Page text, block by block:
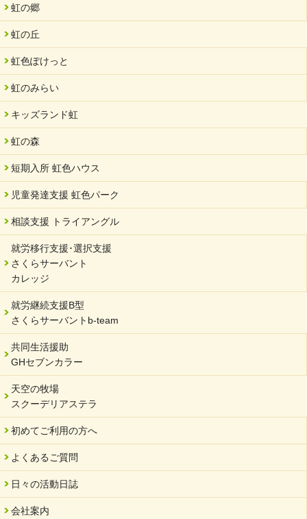
2024/08/01
夏休み学習支援・可茂自悠学舎
2024/07/03
中部学院大学「現代福祉マネジメント」ゲスト講師
2024/04/17
SDGs発表会・研修会
2024/04/05
中学生向けのフリースクール「可茂自悠学舎」開設
2024/04/01
を開催しました。
2024/02/20
2024/02/02
岐阜県 ワーク・ライフ・バランス推進エクセレント企業認定
2024/01/15
令和6年能登半島地震被災者支援において
2023/12/29
年末年始のお知らせ
2023/12/18
北方支店・保護者交流会「収穫祭」
2023/11/08
オンラインショップを開設しました
2023/10/20
「可児の企業魅力発見フェア」に出展しました
2023/10/17
馬糞堆肥「馬の力」販売開始
虹の郷
虹の丘
虹色ぽけっと
虹のみらい
キッズランド虹
虹の森
短期入所 虹色ハウス
児童発達支援 虹色パーク
相談支援 トライアングル
就労移行支援･選択支援
さくらサーバント
カレッジ
就労継続支援B型
さくらサーバントb-team
共同生活援助
GHセブンカラー
天空の牧場
スクーデリアステラ
初めてご利用の方へ
よくあるご質問
日々の活動日誌
会社案内